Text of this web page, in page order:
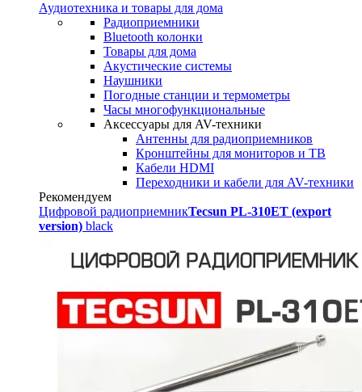
Аудиотехника и товары для дома
Радиоприемники
Bluetooth колонки
Товары для дома
Акустические системы
Наушники
Погодные станции и термометры
Часы многофункциональные
Аксессуары для AV-техники
Антенны для радиоприемников
Кронштейны для мониторов и ТВ
Кабели HDMI
Переходники и кабели для AV-техники
Рекомендуем
Цифровой радиоприемникTecsun PL-310ET (export
version) black